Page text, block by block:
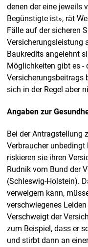
denen der eine jeweils
Begünstigte ist», rät
Fälle auf der sicheren
Versicherungsleistung
Baukredits angelehnt
Möglichkeiten gibt es -
Versicherungsbeitrags
sich in der Regel aber
Angaben zur
Bei der Antragstellung
Verbraucher
riskieren sie ihren
Rudnik vom Bund der
(Schleswig-Holstein).
verweigern kann,
verschwiegenes
Verschweigt der
zum Beispiel, dass er
und stirbt dann an